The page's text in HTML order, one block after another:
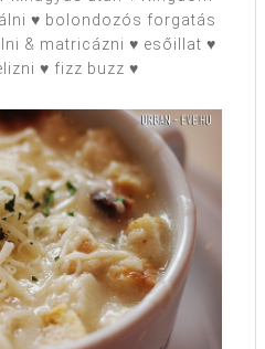
♥ bolondozós forgatás
& matricázni ♥ esőillat ♥
♥ fizz buzz ♥